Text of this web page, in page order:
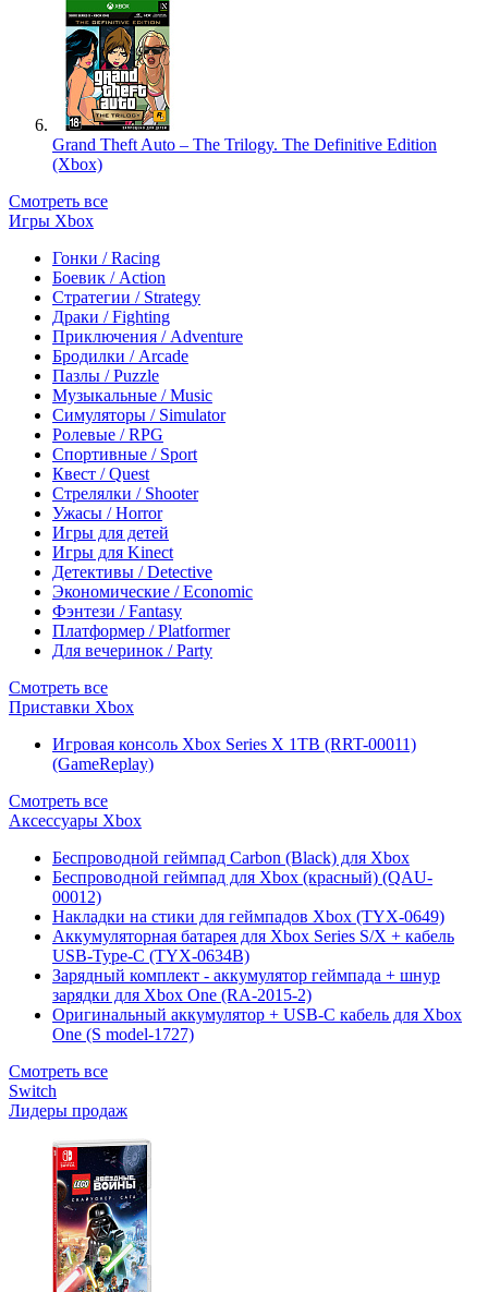
Grand Theft Auto – The Trilogy. The Definitive Edition
(Xbox)
Смотреть все
Игры Xbox
Гонки / Racing
Боевик / Action
Стратегии / Strategy
Драки / Fighting
Приключения / Adventure
Бродилки / Arcade
Пазлы / Puzzle
Музыкальные / Music
Симуляторы / Simulator
Ролевые / RPG
Спортивные / Sport
Квест / Quest
Стрелялки / Shooter
Ужасы / Horror
Игры для детей
Игры для Kinect
Детективы / Detective
Экономические / Economic
Фэнтези / Fantasy
Платформер / Platformer
Для вечеринок / Party
Смотреть все
Приставки Xbox
Игровая консоль Xbox Series X 1TB (RRT-00011)
(GameReplay)
Смотреть все
Аксессуары Xbox
Беспроводной геймпад Carbon (Black) для Xbox
Беспроводной геймпад для Xbox (красный) (QAU-
00012)
Накладки на стики для геймпадов Xbox (TYX-0649)
Аккумуляторная батарея для Xbox Series S/X + кабель
USB-Type-C (TYX-0634B)
Зарядный комплект - аккумулятор геймпада + шнур
зарядки для Xbox One (RA-2015-2)
Оригинальный аккумулятор + USB-C кабель для Xbox
One (S model-1727)
Смотреть все
Switch
Лидеры продаж